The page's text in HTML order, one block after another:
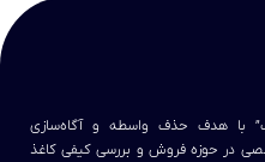
با هدف حذف واسطه و آگاه‌سازی
در حوزه فروش و بررسی کیفی کاغذ